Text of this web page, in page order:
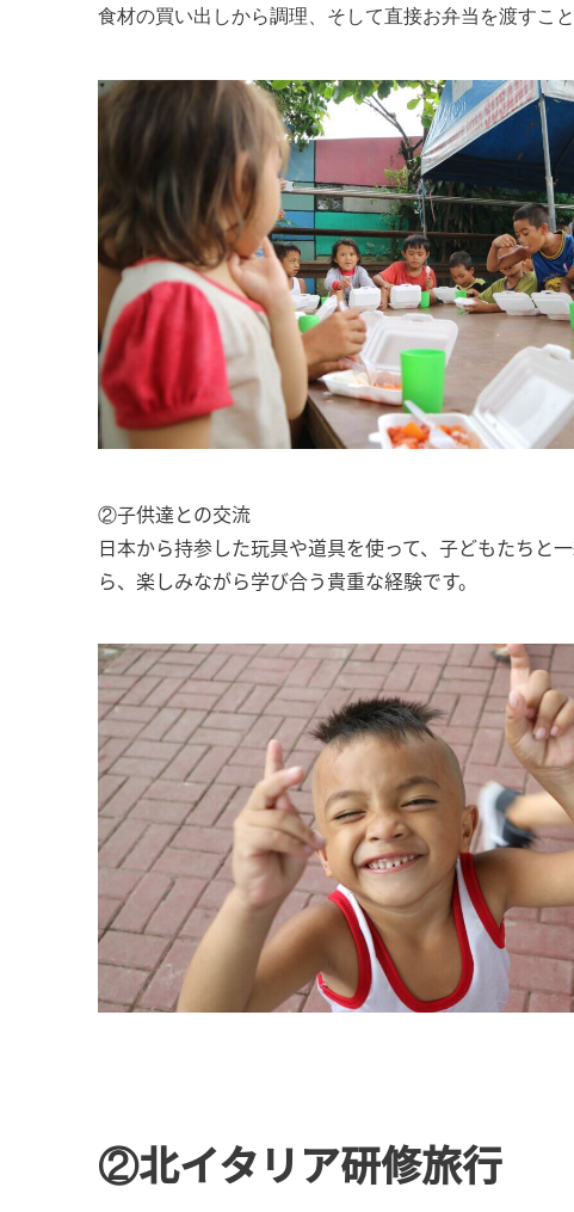
食材の買い出しから調理、そして直接お弁当を渡すこ
②子供達との交流
日本から持参した玩具や道具を使って、子どもたちと
ら、楽しみながら学び合う貴重な経験です。
②北イタリア研修旅行